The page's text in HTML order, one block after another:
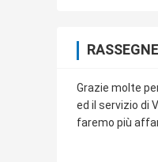
Grazie molte
ed il servizio di
faremo più